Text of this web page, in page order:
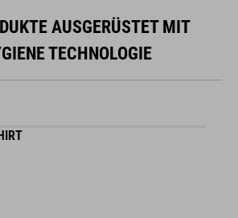
AUSGERÜSTET MIT
TECHNOLOGIE